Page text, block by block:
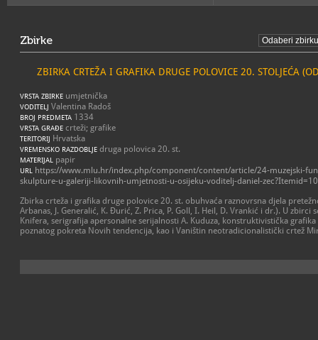
Zbirke
ZBIRKA CRTEŽA I GRAFIKA DRUGE POLOVICE 20. STOLJEĆA
VRSTA ZBIRKE umjetnička
VODITELJ Valentina Radoš
BROJ PREDMETA 1334
VRSTA GRAĐE crteži; grafike
TERITORIJ Hrvatska
VREMENSKO RAZDOBLJE druga polovica 20. st.
MATERIJAL papir
URL
https://www.mlu.hr/index.php/component/content/article/24-muzejski-
skulpture-u-galeriji-likovnih-umjetnosti-u-osijeku-voditelj-daniel-
Zbirka crteža i grafika druge polovice 20. st. obuhvaća raznovrsna djela
Arbanas, J. Generalić, K. Đurić, Z. Prica, P. Goll, I. Heil, D. Vrankić i dr.). U zbirci
Knifera, serigrafija apersonalne serijalnosti A. Kuduza, konstruktivistička
poznatog pokreta Novih tendencija, kao i Vaništin neotradicionalistički crtež